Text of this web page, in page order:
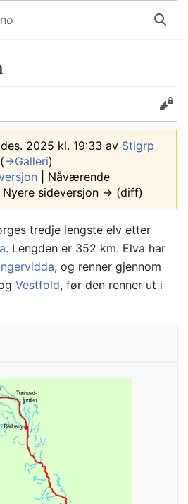
Søk
Rediger
2025 kl. 19:33 av Stigrp
(→‎Galleri)
| Nåværende
sideversjon → (diff)
tredje lengste elv etter
. Lengden er 352 km. Elva har
, og renner gjennom
Vestfold, før den renner ut i